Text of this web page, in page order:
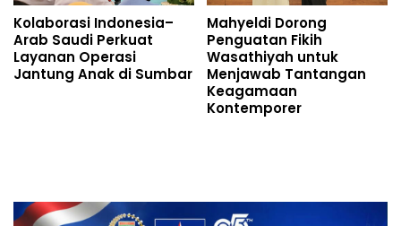
Kolaborasi Indonesia–
Arab Saudi Perkuat
Layanan Operasi
Jantung Anak di Sumbar
Mahyeldi Dorong
Penguatan Fikih
Wasathiyah untuk
Menjawab Tantangan
Keagamaan
Kontemporer